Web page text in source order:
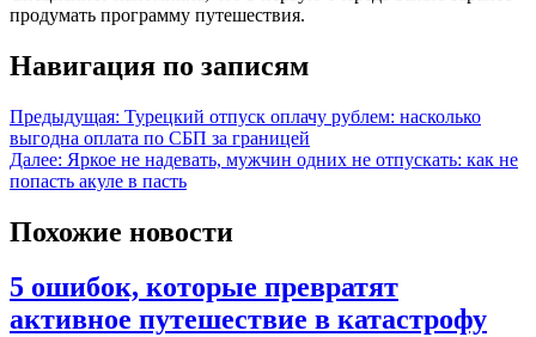
продумать программу путешествия.
Навигация по записям
Предыдущая: Турецкий отпуск оплачу рублем: насколько
выгодна оплата по СБП за границей
Далее: Яркое не надевать, мужчин одних не отпускать: как не
попасть акуле в пасть
Похожие новости
5 ошибок, которые превратят
активное путешествие в катастрофу